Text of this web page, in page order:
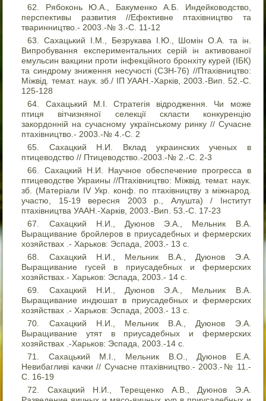
Рябоконь Ю.А., Бакуменко А.Б. Индейководство,
перспективы развития //Ефективне птахівництво та
тваринництво.- 2003.-№ 3.-С. 11-12
Сахацький І.М., Безрукава І.Ю., Шомін О.А. та ін.
Випробування експериментальних серій ін активованої
емульсин вакцини проти інфекційного бронхіту курей (ІБК)
та синдрому зниження несучості (СЗН-76) //Птахівництво:
Міжвід. темат. наук. зб./ ІП УААН.-Харків, 2003.-Вип. 52.-С.
125-128
Сахацький М.І. Стратегія відродження. Чи може
птиця вітчизняної селекції скласти конкуренцію
закордонній на сучасному українському ринку // Сучасне
птахівництво.- 2003.-№ 4.-С. 2
Сахацкий Н.И. Вклад украинских ученых в
птицеводство // Птицеводство.-2003.-№ 2.-С. 2-3
Сахацкий Н.И. Научное обеспечение прогресса в
птицеводстве Украины //Птахівництво: Міжвід. темат. наук.
зб. (Матеріали IV Укр. конф. по птахівництву з міжнарод.
участю, 15-19 вересня 2003 р., Алушта) / Інститут
птахівництва УААН.-Харків, 2003.-Вип. 53.-С. 17-23
Сахацкий Н.И., Дуюнов Э.А., Мельник В.А.
Выращивание бройлеров в приусадебных и фермерских
хозяйствах .- Харьков: Эспада, 2003.- 13 с.
Сахацкий Н.И., Мельник В.А., Дуюнов Э.А.
Выращивание гусей в приусадебных и фермерских
хозяйствах.- Харьков: Эспада, 2003.- 14 с.
Сахацкий Н.И., Дуюнов Э.А., Мельник В.А.
Выращивание индюшат в приусадебных и фермерских
хозяйствах .- Харьков: Эспада, 2003.- 13 с.
Сахацкий Н.И., Мельник В.А., Дуюнов Э.А.
Выращивание утят в приусадебных и фермерских
хозяйствах .-Харьков: Эспада, 2003.-14 с.
Сахацький М.І., Мельник В.О., Дуюнов Е.А.
Невибагливі качки // Сучасне птахівництво.- 2003.-№ 11.-
С. 16-19
Сахацкий Н.И., Терещенко А.В., Дуюнов Э.А.